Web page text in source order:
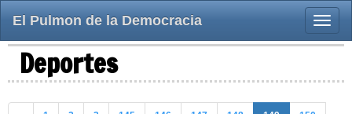
Toggle
El Pulmon de la Democracia
Deportes